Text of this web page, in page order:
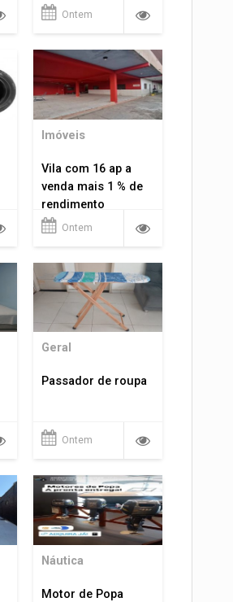
Ontem
Imóveis
Vila com 16 ap a
venda mais 1 % de
rendimento
Ontem
Geral
Passador de roupa
Ontem
Náutica
Motor de Popa